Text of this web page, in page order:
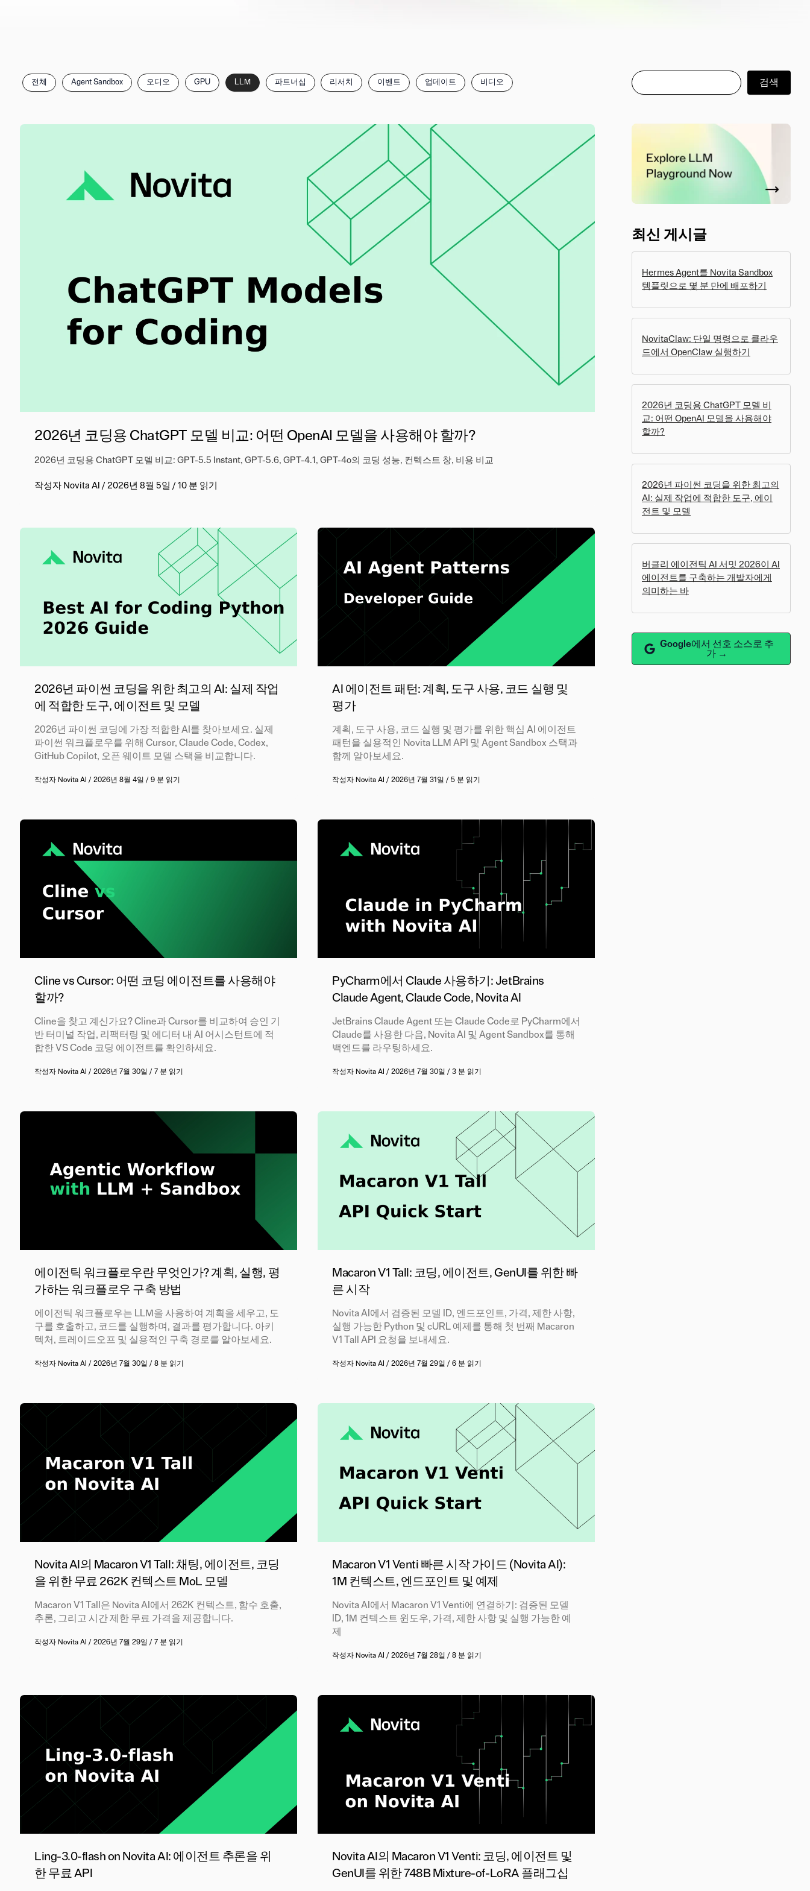
카
테
전체 Agent Sandbox 오디오 GPU LLM 파트너십 리서치 이벤트 업데이트 비디오
2026년 코딩용 ChatGPT 모델 비교: 어떤 OpenAI 모델을 사용해야 할까?
2026년 코딩용 ChatGPT 모델 비교: GPT-5.5 Instant, GPT-5.6, GPT-4.1, GPT-4o의 코딩 성능, 컨텍스트 창, 비용 비교
작성자 Novita AI / 2026년 8월 5일 / 10 분 읽기
2026년 파이썬 코딩을 위한 최고의 AI: 실제 작업
에 적합한 도구, 에이전트 및 모델
2026년 파이썬 코딩에 가장 적합한 AI를 찾아보세요. 실제
파이썬 워크플로우를 위해 Cursor, Claude Code, Codex,
GitHub Copilot, 오픈 웨이트 모델 스택을 비교합니다.
작성자 Novita AI / 2026년 8월 4일 / 9 분 읽기
AI 에이전트 패턴: 계획, 도구 사용, 코드 실행 및
평가
계획, 도구 사용, 코드 실행 및 평가를 위한 핵심 AI 에이전트
패턴을 실용적인 Novita LLM API 및 Agent Sandbox 스택과
함께 알아보세요.
작성자 Novita AI / 2026년 7월 31일 / 5 분 읽기
Cline vs Cursor: 어떤 코딩 에이전트를 사용해야
할까?
Cline을 찾고 계신가요? Cline과 Cursor를 비교하여 승인 기
반 터미널 작업, 리팩터링 및 에디터 내 AI 어시스턴트에 적
합한 VS Code 코딩 에이전트를 확인하세요.
작성자 Novita AI / 2026년 7월 30일 / 7 분 읽기
PyCharm에서 Claude 사용하기: JetBrains
Claude Agent, Claude Code, Novita AI
JetBrains Claude Agent 또는 Claude Code로 PyCharm에서
Claude를 사용한 다음, Novita AI 및 Agent Sandbox를 통해
백엔드를 라우팅하세요.
작성자 Novita AI / 2026년 7월 30일 / 3 분 읽기
에이전틱 워크플로우란 무엇인가? 계획, 실행, 평
가하는 워크플로우 구축 방법
에이전틱 워크플로우는 LLM을 사용하여 계획을 세우고, 도
구를 호출하고, 코드를 실행하며, 결과를 평가합니다. 아키
텍처, 트레이드오프 및 실용적인 구축 경로를 알아보세요.
작성자 Novita AI / 2026년 7월 30일 / 8 분 읽기
Macaron V1 Tall: 코딩, 에이전트, GenUI를 위한 빠
른 시작
Novita AI에서 검증된 모델 ID, 엔드포인트, 가격, 제한 사항,
실행 가능한 Python 및 cURL 예제를 통해 첫 번째 Macaron
V1 Tall API 요청을 보내세요.
작성자 Novita AI / 2026년 7월 29일 / 6 분 읽기
Novita AI의 Macaron V1 Tall: 채팅, 에이전트, 코딩
을 위한 무료 262K 컨텍스트 MoL 모델
Macaron V1 Tall은 Novita AI에서 262K 컨텍스트, 함수 호출,
추론, 그리고 시간 제한 무료 가격을 제공합니다.
작성자 Novita AI / 2026년 7월 29일 / 7 분 읽기
Macaron V1 Venti 빠른 시작 가이드 (Novita AI):
1M 컨텍스트, 엔드포인트 및 예제
Novita AI에서 Macaron V1 Venti에 연결하기: 검증된 모델
ID, 1M 컨텍스트 윈도우, 가격, 제한 사항 및 실행 가능한 예
제
작성자 Novita AI / 2026년 7월 28일 / 8 분 읽기
Ling-3.0-flash on Novita AI: 에이전트 추론을 위
한 무료 API
Novita AI의 Macaron V1 Venti: 코딩, 에이전트 및
GenUI를 위한 748B Mixture-of-LoRA 플래그십
검색
검색
최신 게시글
Hermes Agent를 Novita Sandbox
템플릿으로 몇 분 만에 배포하기
NovitaClaw: 단일 명령으로 클라우
드에서 OpenClaw 실행하기
2026년 코딩용 ChatGPT 모델 비
교: 어떤 OpenAI 모델을 사용해야
할까?
2026년 파이썬 코딩을 위한 최고의
AI: 실제 작업에 적합한 도구, 에이
전트 및 모델
버클리 에이전틱 AI 서밋 2026이 AI
에이전트를 구축하는 개발자에게
의미하는 바
Google에서 선호 소스로 추
가 →